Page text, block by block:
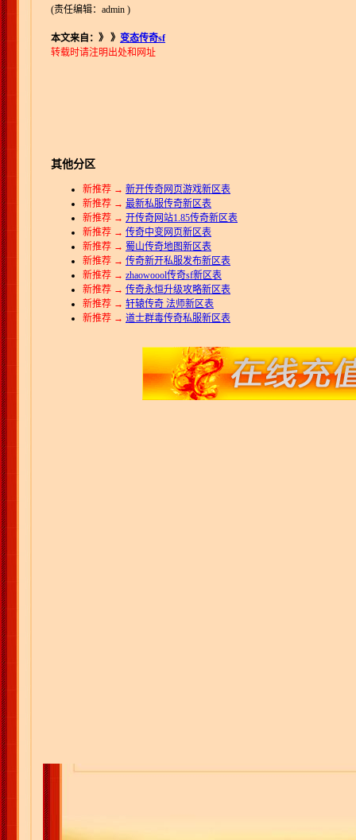
(责任编辑：admin )
本文来自：》 》 变态传奇sf
转载时请注明出处和网址
其他分区
新推荐 → 新开传奇网页游戏新区表
新推荐 → 最新私服传奇新区表
新推荐 → 开传奇网站1.85传奇新区表
新推荐 → 传奇中变网页新区表
新推荐 → 蜀山传奇地图新区表
新推荐 → 传奇新开私服发布新区表
新推荐 → zhaowoool传奇sf新区表
新推荐 → 传奇永恒升级攻略新区表
新推荐 → 轩辕传奇 法师新区表
新推荐 → 道士群毒传奇私服新区表